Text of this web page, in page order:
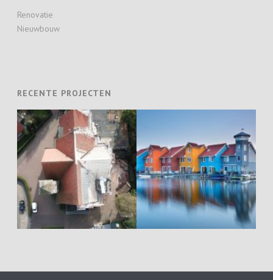
Renovatie
Nieuwbouw
RECENTE PROJECTEN